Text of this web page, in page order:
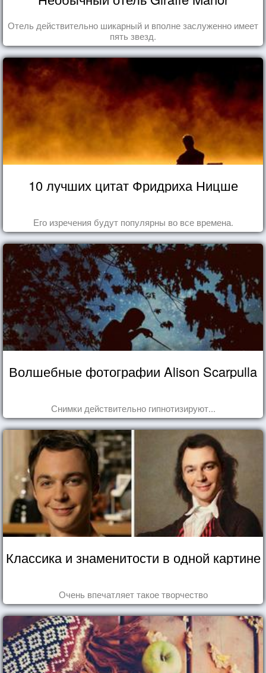
Отель действительно шикарный и вполне заслуженно имеет
пять звезд.
10 лучших цитат Фридриха Ницше
Его изречения будут популярны во все времена.
Волшебные фотографии Alison Scarpulla
Снимки действительно гипнотизируют...
Классика и знаменитости в одной картине
Очень впечатляет такое творчество